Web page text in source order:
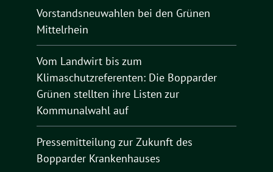
Vorstandsneuwahlen bei den Grünen
Mittelrhein
Vom Landwirt bis zum
Klimaschutzreferenten: Die Bopparder
Grünen stellten ihre Listen zur
Kommunalwahl auf
Pressemitteilung zur Zukunft des
Bopparder Krankenhauses